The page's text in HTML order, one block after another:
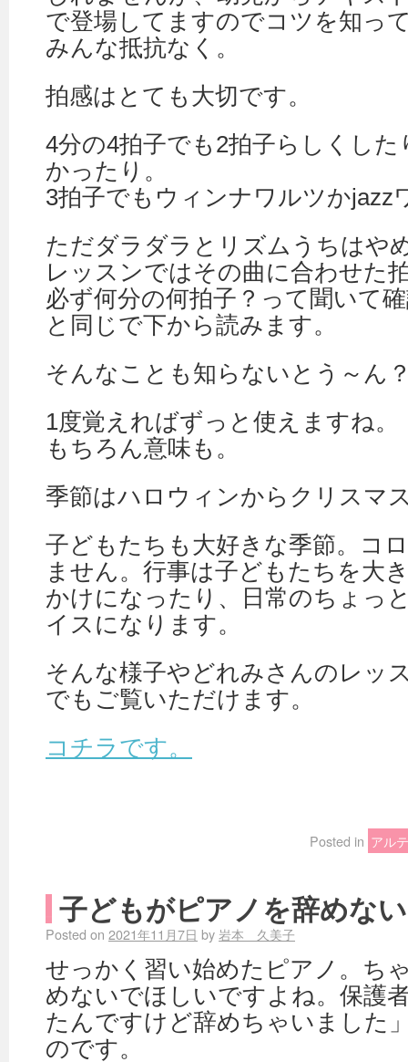
で登場してますのでコツを知っ
みんな抵抗なく。
拍感はとても大切です。
4分の4拍子でも2拍子らしくし
かったり。
3拍子でもウィンナワルツかjazz
ただダラダラとリズムうちはや
レッスンではその曲に合わせた
必ず何分の何拍子？って聞いて
と同じで下から読みます。
そんなことも知らないとう～ん
1度覚えればずっと使えますね。
もちろん意味も。
季節はハロウィンからクリスマ
子どもたちも大好きな季節。コ
ません。行事は子どもたちを大
かけになったり、日常のちょっ
イスになります。
そんな様子やどれみさんのレッ
でもご覧いただけます。
コチラです。
Posted in アル
子どもがピアノを辞めな
Posted on 2021年11月7日 by岩本 久美子
せっかく習い始めたピアノ。ち
めないでほしいですよね。保護
たんですけど辞めちゃいました
のです。